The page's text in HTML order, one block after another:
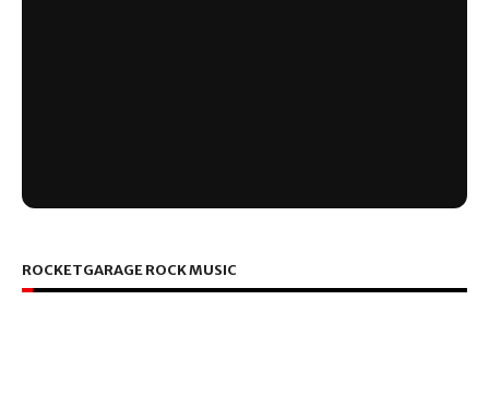
ROCKETGARAGE ROCK MUSIC